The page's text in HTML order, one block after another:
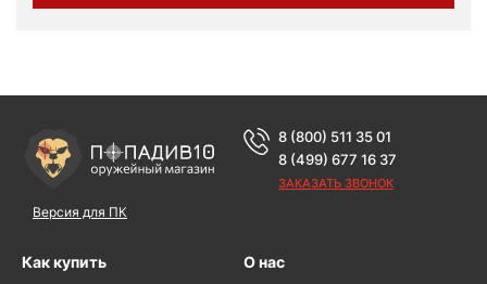
Версия для ПК
8 (800) 511 35 01
8 (499) 677 16 37
ЗАКАЗАТЬ ЗВОНОК
Как купить О нас